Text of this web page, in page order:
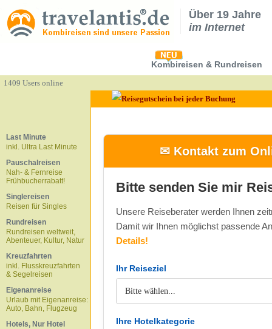
Über 19 Jahre
im Internet
Kombireisen & Rundreisen
1409 Users online
Last Minute
inkl. Ultra Last Minute
Pauschalreisen
Nah- & Fernreise
Frühbucherrabatt!
Singlereisen
Reisen für Singles
Rundreisen
Rundreisen weltweit,
Abenteuer, Kultur, Natur
Kreuzfahrten
inkl. Flusskreuzfahrten
& Segelreisen
Eigenanreise
Urlaub mit Eigenanreise:
Auto, Bahn, Flugzeug
Hotels, Nur Hotel
✉ Kontakt zum
Bitte senden Sie mir
Unsere Reiseberater werden Ihnen
Damit wir Ihnen möglichst passende
Details!
Ihr Reiseziel
Ihre Hotelkategorie